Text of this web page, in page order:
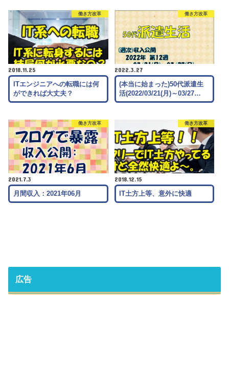
働き方改革
2018.11.25
ITエンジニアへの転職には何
ができれば大丈夫？
働き方改革
2022.3.27
(本当に始まった)50代派遣生
活(2022/03/21(月)～03/27…
働き方改革
2021.7.3
月間収入：2021年06月
働き方改革
2018.12.15
IT土方上等、意外に快適
広告